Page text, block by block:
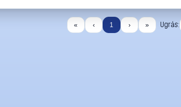
« ‹ 1 › » Ugrás: